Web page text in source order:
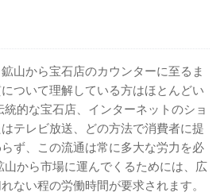
山から宝石店のカウンターに至るま
ついて理解している方はほとんどい
統的な宝石店、インターネットのショ
テレビ放送、どの方法で消費者に提
ず、この流通は常に多大な労力を必
から市場に運んでくるためには、広
ない程の労働時間が要求されます。